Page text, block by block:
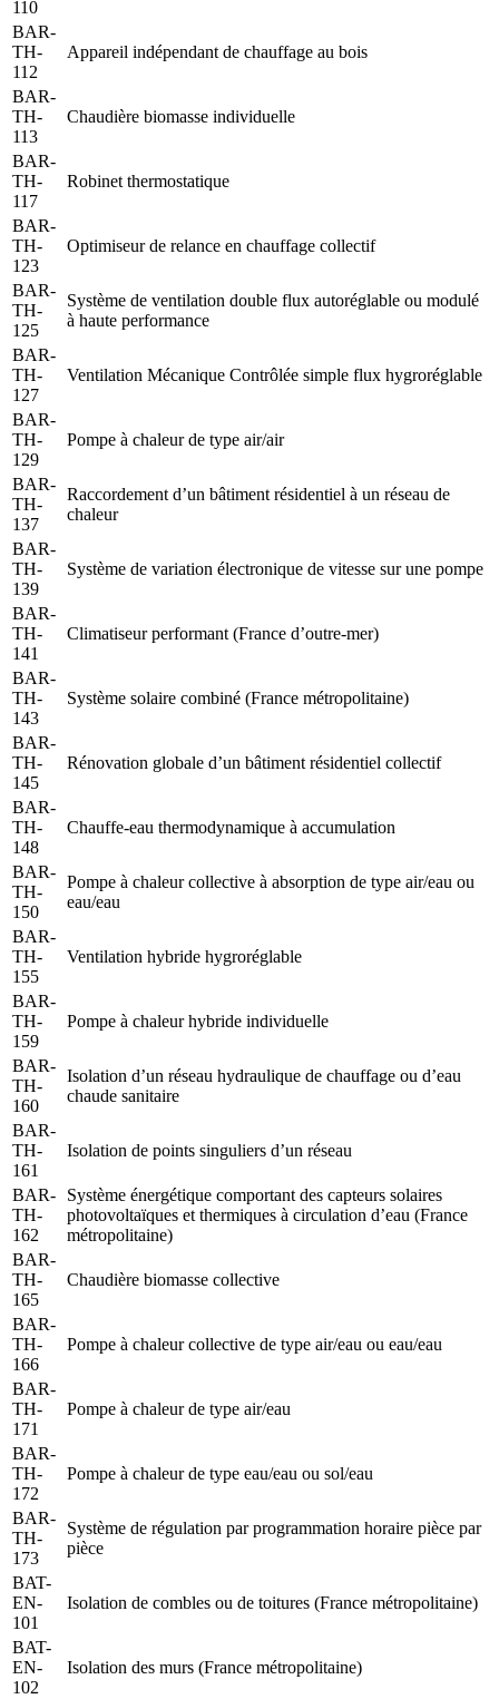
110
BAR-
TH-
112
Appareil indépendant de chauffage au bois
BAR-
TH-
113
Chaudière biomasse individuelle
BAR-
TH-
117
Robinet thermostatique
BAR-
TH-
123
Optimiseur de relance en chauffage collectif
BAR-
TH-
125
Système de ventilation double flux autoréglable ou modulé
à haute performance
BAR-
TH-
127
Ventilation Mécanique Contrôlée simple flux hygroréglable
BAR-
TH-
129
Pompe à chaleur de type air/air
BAR-
TH-
137
Raccordement d’un bâtiment résidentiel à un réseau de
chaleur
BAR-
TH-
139
Système de variation électronique de vitesse sur une pompe
BAR-
TH-
141
Climatiseur performant (France d’outre-mer)
BAR-
TH-
143
Système solaire combiné (France métropolitaine)
BAR-
TH-
145
Rénovation globale d’un bâtiment résidentiel collectif
BAR-
TH-
148
Chauffe-eau thermodynamique à accumulation
BAR-
TH-
150
Pompe à chaleur collective à absorption de type air/eau ou
eau/eau
BAR-
TH-
155
Ventilation hybride hygroréglable
BAR-
TH-
159
Pompe à chaleur hybride individuelle
BAR-
TH-
160
Isolation d’un réseau hydraulique de chauffage ou d’eau
chaude sanitaire
BAR-
TH-
161
Isolation de points singuliers d’un réseau
BAR-
TH-
162
Système énergétique comportant des capteurs solaires
photovoltaïques et thermiques à circulation d’eau (France
métropolitaine)
BAR-
TH-
165
Chaudière biomasse collective
BAR-
TH-
166
Pompe à chaleur collective de type air/eau ou eau/eau
BAR-
TH-
171
Pompe à chaleur de type air/eau
BAR-
TH-
172
Pompe à chaleur de type eau/eau ou sol/eau
BAR-
TH-
173
Système de régulation par programmation horaire pièce par
pièce
BAT-
EN-
101
Isolation de combles ou de toitures (France métropolitaine)
BAT-
EN-
102
Isolation des murs (France métropolitaine)